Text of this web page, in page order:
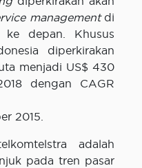
managementdi
depan. Khusus
diperkirakan
menjadi US$ 430
dengan CAGR
2015.
adalah
pada tren pasar